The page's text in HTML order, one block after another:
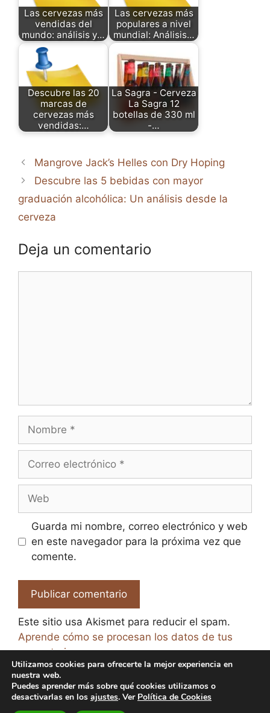
Las cervezas más
vendidas del
mundo: análisis y…
Las cervezas más
populares a nivel
mundial: Análisis…
Descubre las 20
marcas de
cervezas más
vendidas:…
La Sagra - Cerveza
La Sagra 12
botellas de 330 ml
-…
Mangrove Jack’s Helles con Dry Hoping
Descubre las 5 bebidas con mayor
graduación alcohólica: Un análisis desde la
cerveza
Deja un comentario
Nombre
Correo
Web
Guarda mi nombre, correo electrónico y web
en este navegador para la próxima vez que
comente.
Este sitio usa Akismet para reducir el spam.
Aprende cómo se procesan los datos de tus
comentarios.
Utilizamos cookies para ofrecerte la mejor experiencia en
nuestra web.
Puedes aprender más sobre qué cookies utilizamos o
desactivarlas en los ajustes. Ver Política de Cookies